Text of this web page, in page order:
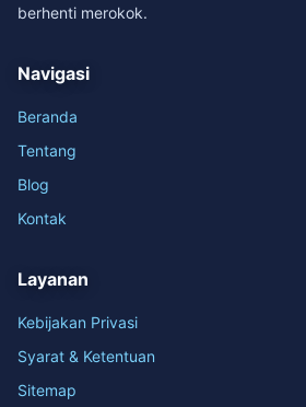
berhenti merokok.
Navigasi
Beranda
Tentang
Blog
Kontak
Layanan
Kebijakan Privasi
Syarat & Ketentuan
Sitemap